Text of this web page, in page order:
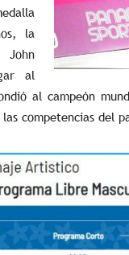
la
John
al
al campeón
competencias del